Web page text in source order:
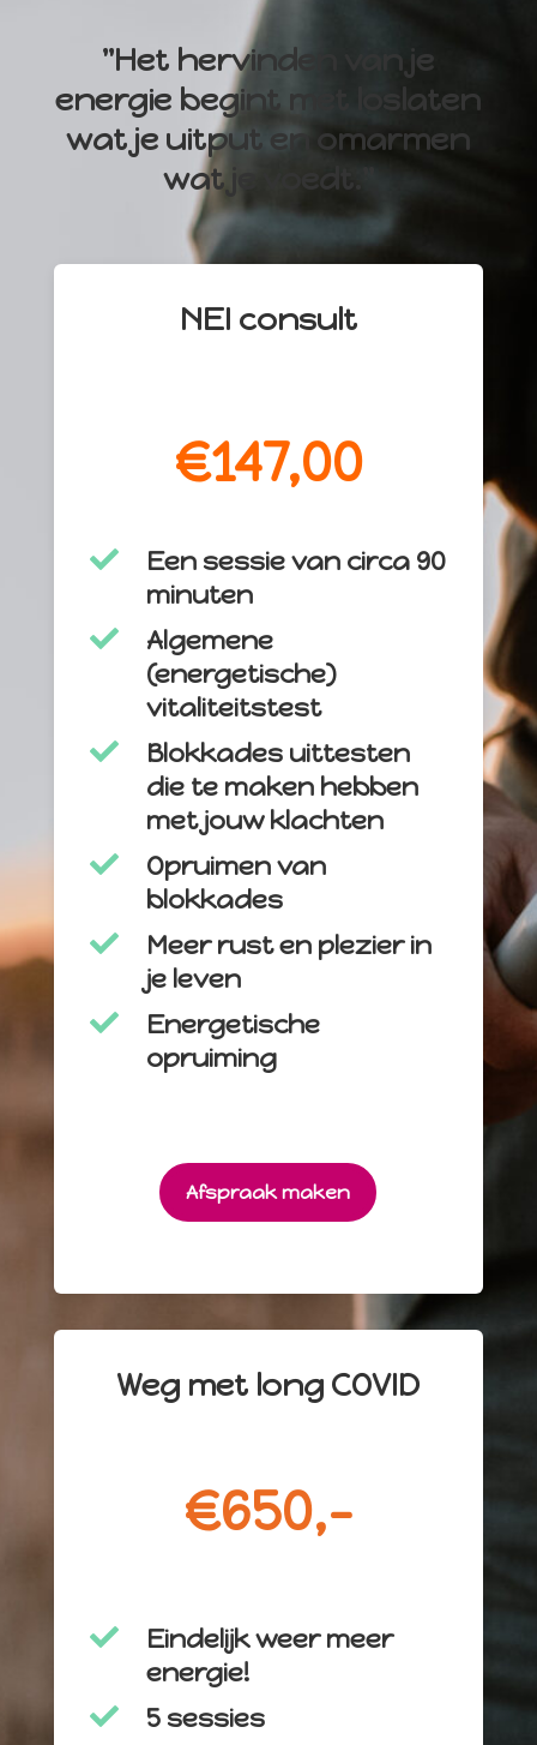
"Het hervinden van je
energie begint met loslaten
wat je uitput en omarmen
wat je voedt."
NEI consult
€147,00

Een sessie van circa 90
minuten

Algemene
(energetische)
vitaliteitstest

Blokkades uittesten
die te maken hebben
met jouw klachten

Opruimen van
blokkades

Meer rust en plezier in
je leven

Energetische
opruiming
Afspraak maken
Weg met long COVID
€650,-

Eindelijk weer meer
energie!
 5 sessies